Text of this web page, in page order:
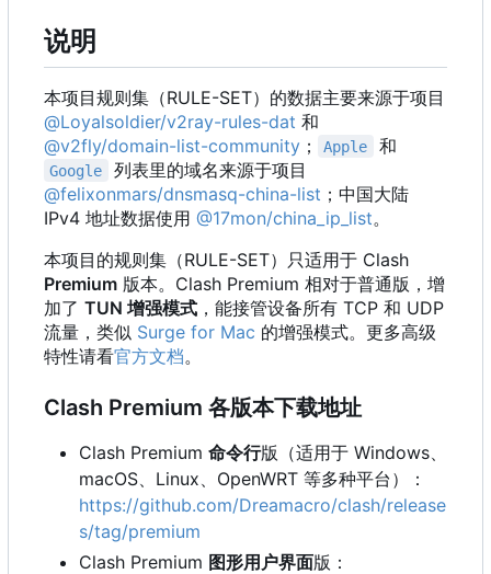
说明
本项目规则集 （RULE-SET） 的数据主要来源于项目
@Loyalsoldier/v2ray-rules-dat 和
@v2fly/domain-list-community ； Apple 和
Google
列表里的域名来源于项目
@felixonmars/dnsmasq-china-list ；中国大陆
IPv4 地址数据使用 @17mon/china_ip_list。
本项目的规则集 （RULE-SET）
只适用于 Clash
Premium 版本。Clash Premium 相对于普通版，增
加了 TUN 增强模式 ，能接管设备所有 TCP 和 UDP
流量，类似 Surge for Mac 的增强模式。更多高级
特性请看官方文档。
Clash Premium 各版本下载地址
Clash Premium 命令行版（适用于 Windows、
macOS、Linux、OpenWRT 等多种平台）：
https://github.com/Dreamacro/clash/release
s/tag/premium
Clash Premium 图形用户界面版：